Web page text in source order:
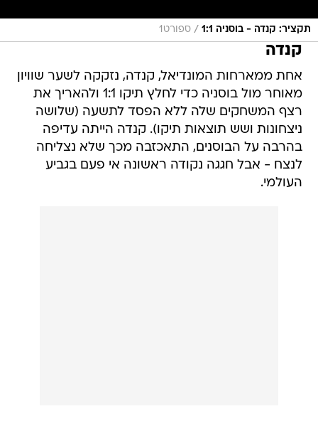
תקציר: קנדה - בוסניה 1:1 / ספורט1
קנדה
אחת ממארחות המונדיאל, קנדה, נזקקה לשער שוויון
מאוחר מול בוסניה כדי לחלץ תיקו 1:1 ולהאריך את
רצף המשחקים שלה ללא הפסד לתשעה (שלושה
ניצחונות ושש תוצאות תיקו). קנדה הייתה עדיפה
בהרבה על הבוסנים, התאכזבה מכך שלא נצליחה
לנצח - אבל חגגה נקודה ראשונה אי פעם בגביע
העולמי.